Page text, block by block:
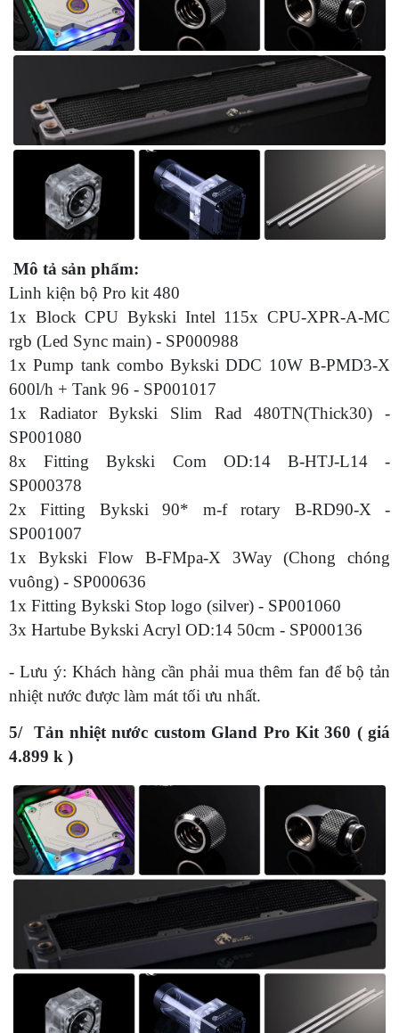
Mô tả sản phẩm:
Linh kiện bộ Pro kit 480
1x Block CPU Bykski Intel 115x CPU-XPR-A-MC
rgb (Led Sync main) - SP000988
1x Pump tank combo Bykski DDC 10W B-PMD3-X
600l/h + Tank 96 - SP001017
1x Radiator Bykski Slim Rad 480TN(Thick30) -
SP001080
8x Fitting Bykski Com OD:14 B-HTJ-L14 -
SP000378
2x Fitting Bykski 90* m-f rotary B-RD90-X -
SP001007
1x Bykski Flow B-FMpa-X 3Way (Chong chóng
vuông) - SP000636
1x Fitting Bykski Stop logo (silver) - SP001060
3x Hartube Bykski Acryl OD:14 50cm - SP000136
- Lưu ý: Khách hàng cần phải mua thêm fan để bộ tản
nhiệt nước được làm mát tối ưu nhất.
5/ Tản nhiệt nước custom Gland Pro Kit 360 ( giá
4.899 k )